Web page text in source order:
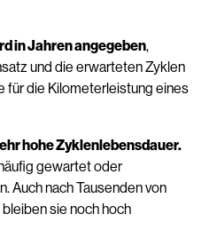
in Jahren angegeben,
und die erwarteten Zyklen
für die Kilometerleistung eines
hohe Zyklenlebensdauer.
gewartet oder
Auch nach Tausenden von
sie noch hoch